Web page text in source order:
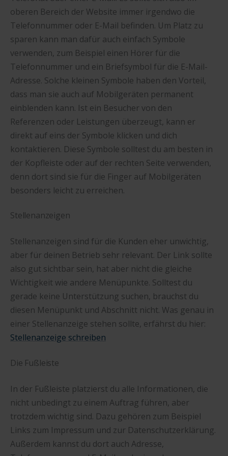
oberen Bereich der Website immer irgendwo die
Telefonnummer oder E-Mail befinden. Um Platz zu
sparen kann man dafür auch einfach Symbole
verwenden, zum Beispiel einen Hörer für die
Telefonnummer und ein Briefsymbol für die E-Mail-
Adresse. Solche kleinen Symbole haben den Vorteil,
dass man sie auch auf Mobilgeräten permanent
einblenden kann. Ist ein Besucher von den
Referenzen oder Leistungen überzeugt, kann er
direkt auf eins der Symbole klicken und dich
kontaktieren. Diese Symbole solltest du am besten in
der Kopfleiste oder auf der rechten Seite verwenden,
denn dort sind sie für die Finger auf Mobilgeräten
besonders leicht zu erreichen.
Stellenanzeigen
Stellenanzeigen sind für die Kunden eher unwichtig,
aber für deinen Betrieb sehr relevant. Der Link sollte
also gut sichtbar sein, hat aber nicht die gleiche
Wichtigkeit wie andere Menüpunkte. Solltest du
gerade keine Unterstützung suchen, brauchst du
diesen Menüpunkt und Abschnitt nicht. Was genau in
einer Stellenanzeige stehen sollte, erfährst du hier:
Stellenanzeige schreiben
Die Fußleiste
In der Fußleiste platzierst du alle Informationen, die
nicht unbedingt zu einem Auftrag führen, aber
trotzdem wichtig sind. Dazu gehören zum Beispiel
Links zum Impressum und zur Datenschutzerklärung.
Außerdem kannst du dort auch Adresse,